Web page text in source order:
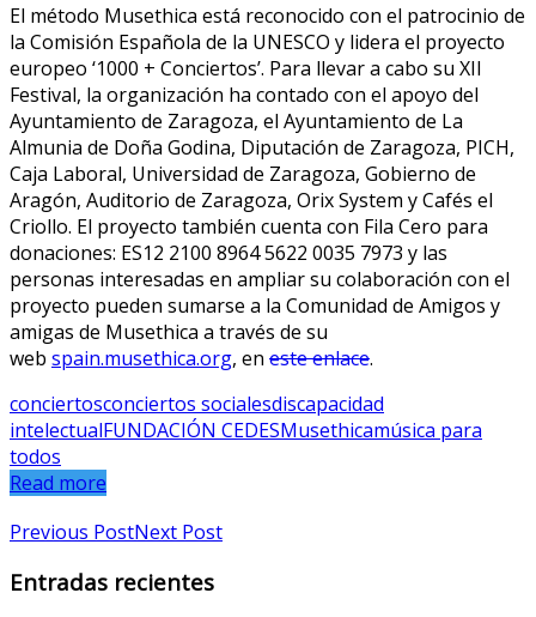
El método Musethica está reconocido con el patrocinio de
la Comisión Española de la UNESCO y lidera el proyecto
europeo ‘1000 + Conciertos’. Para llevar a cabo su XII
Festival, la organización ha contado con el apoyo del
Ayuntamiento de Zaragoza, el Ayuntamiento de La
Almunia de Doña Godina, Diputación de Zaragoza, PICH,
Caja Laboral, Universidad de Zaragoza, Gobierno de
Aragón, Auditorio de Zaragoza, Orix System y Cafés el
Criollo. El proyecto también cuenta con Fila Cero para
donaciones: ES12 2100 8964 5622 0035 7973 y las
personas interesadas en ampliar su colaboración con el
proyecto pueden sumarse a la Comunidad de Amigos y
amigas de Musethica a través de su
web spain.musethica.org, en este enlace.
conciertosconciertos socialesdiscapacidad
intelectualFUNDACIÓN CEDESMusethicamúsica para
todos
Read more
Previous PostNext Post
Entradas recientes